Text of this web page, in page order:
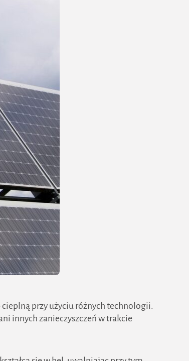
cieplną przy użyciu różnych technologii.
innych zanieczyszczeń w trakcie